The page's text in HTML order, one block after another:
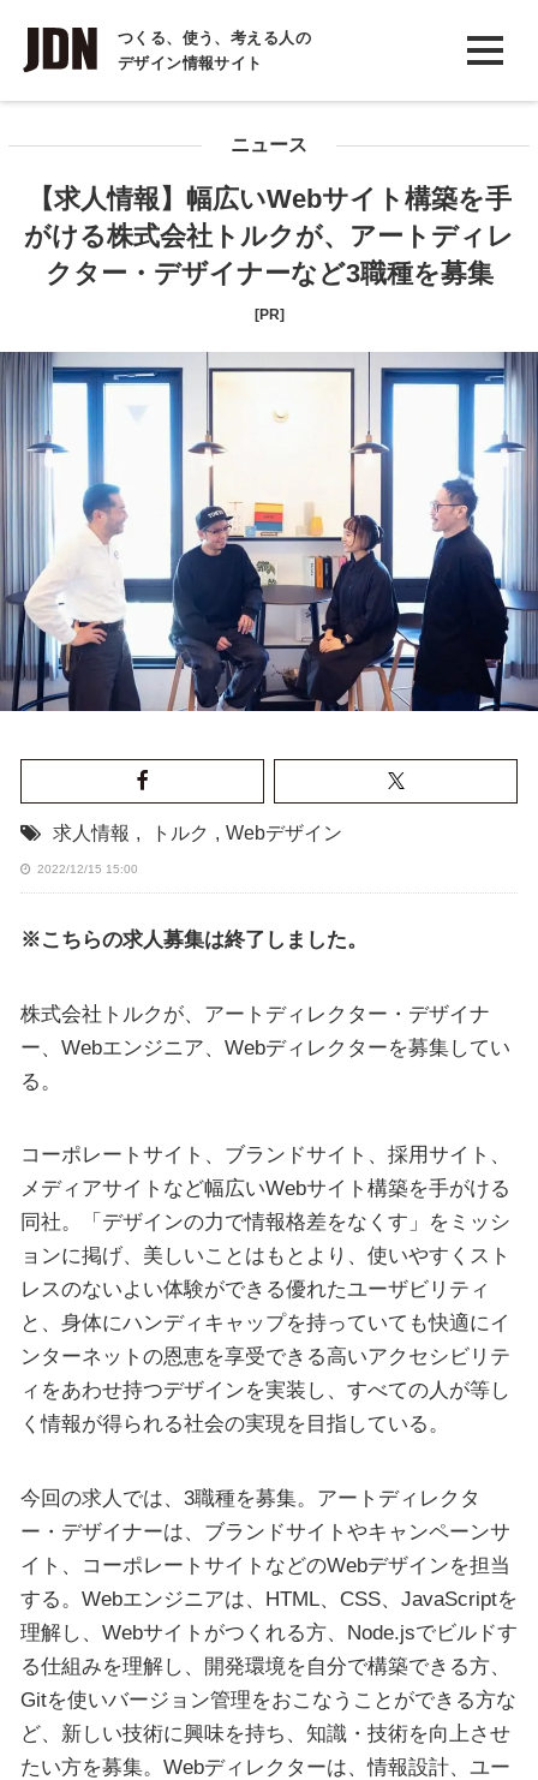
つくる、使う、考える人の
デザイン情報サイト
INTERVIEW
インタビュー
COLUMN
コラム
ニュース
【求人情報】幅広いWebサイト構築を手
がける株式会社トルクが、アートディレ
クター・デザイナーなど3職種を募集
[PR]
求人情報 , トルク , Webデザイン
2022/12/15 15:00
※こちらの求人募集は終了しました。
株式会社トルクが、アートディレクター・デザイナ
ー、Webエンジニア、Webディレクターを募集してい
る。
コーポレートサイト、ブランドサイト、採用サイト、
メディアサイトなど幅広いWebサイト構築を手がける
同社。「デザインの力で情報格差をなくす」をミッシ
ョンに掲げ、美しいことはもとより、使いやすくスト
レスのないよい体験ができる優れたユーザビリティ
と、身体にハンディキャップを持っていても快適にイ
ンターネットの恩恵を享受できる高いアクセシビリテ
ィをあわせ持つデザインを実装し、すべての人が等し
く情報が得られる社会の実現を目指している。
今回の求人では、3職種を募集。アートディレクタ
ー・デザイナーは、ブランドサイトやキャンペーンサ
イト、コーポレートサイトなどのWebデザインを担当
する。Webエンジニアは、HTML、CSS、JavaScriptを
理解し、Webサイトがつくれる方、Node.jsでビルドす
る仕組みを理解し、開発環境を自分で構築できる方、
Gitを使いバージョン管理をおこなうことができる方な
ど、新しい技術に興味を持ち、知識・技術を向上させ
たい方を募集。Webディレクターは、情報設計、ユー